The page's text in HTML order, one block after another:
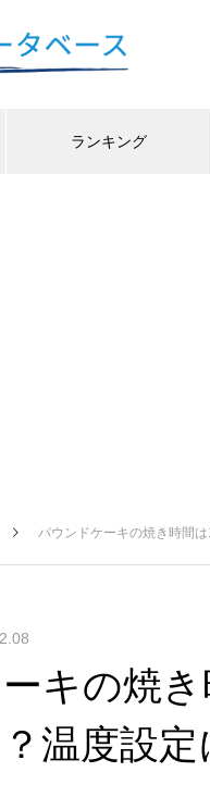
ランキング
パウンドケーキの焼き時間
キの焼
温度設